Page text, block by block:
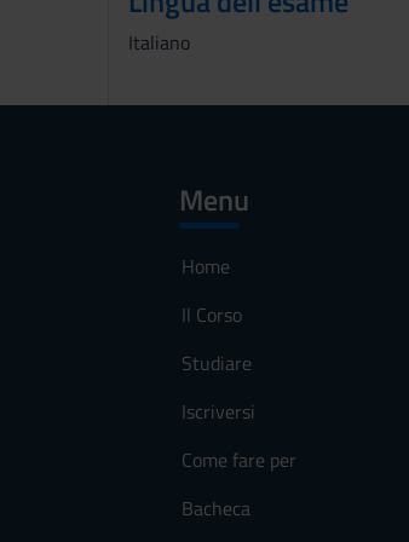
Italiano
Menu
Home
Il Corso
Studiare
Iscriversi
Come fare per
Bacheca